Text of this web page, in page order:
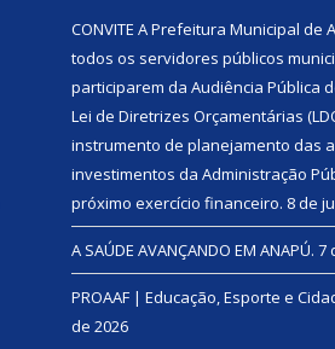
CONVITE A Prefeitura Municipal de
todos os servidores públicos
participarem da Audiência Pública
Lei de Diretrizes Orçamentárias
instrumento de planejamento das
investimentos da Administração
próximo exercício financeiro. 8 de
A SAÚDE AVANÇANDO EM ANAPÚ. 7
PROAAF | Educação, Esporte e
de 2026